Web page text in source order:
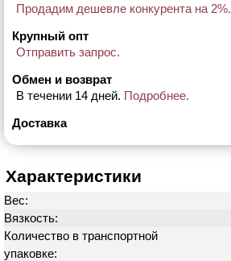
Продадим дешевле конкурента на 2%.
Крупный опт
Отправить запрос.
Обмен и возврат
В течении 14 дней. Подробнее.
Доставка
Характеристики
Вес:
Вязкость:
Количество в транспортной
упаковке: